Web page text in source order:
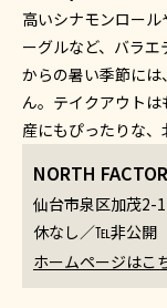
高いシナモンロー
ーグルなど、バラ
からの暑い季節に
ん。テイクアウト
産にもぴったりな、
NORTH
仙台市泉区加茂2-
休なし／℡非公開
ホームページはこ